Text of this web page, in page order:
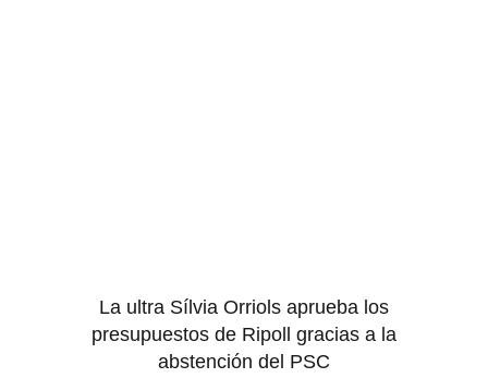
La ultra Sílvia Orriols aprueba los
presupuestos de Ripoll gracias a la
abstención del PSC